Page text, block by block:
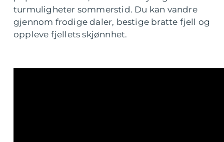
turmuligheter sommerstid. Du kan vandre
gjennom frodige daler, bestige bratte fjell og
oppleve fjellets skjønnhet.